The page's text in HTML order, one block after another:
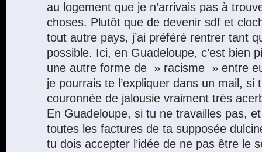
au logement que je n’arrivais pas à
choses. Plutôt que de devenir sdf et
tout autre pays, j’ai préféré rentrer tant
possible. Ici, en Guadeloupe, c’est bien
une autre forme de » racisme » entre
je pourrais te l’expliquer dans un mail, si
couronnée de jalousie vraiment très
En Guadeloupe, si tu ne travailles pas,
toutes les factures de ta supposée
tu dois accepter l’idée de ne pas être le